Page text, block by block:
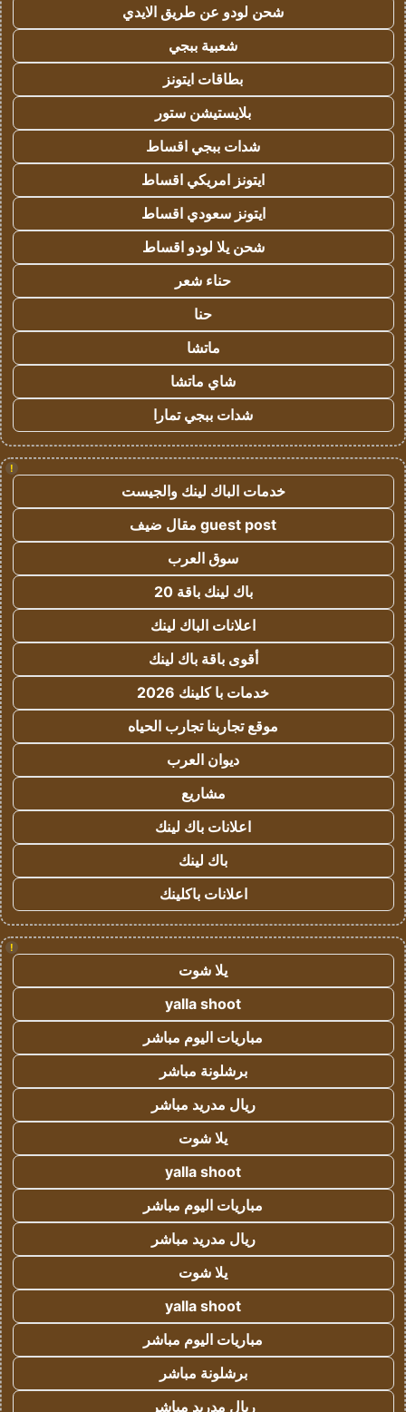
شحن لودو عن طريق الايدي
شعبية ببجي
بطاقات ايتونز
بلايستيشن ستور
شدات ببجي اقساط
ايتونز امريكي اقساط
ايتونز سعودي اقساط
شحن يلا لودو اقساط
حناء شعر
حنا
ماتشا
شاي ماتشا
شدات ببجي تمارا
!
خدمات الباك لينك والجيست
guest post مقال ضيف
سوق العرب
باك لينك باقة 20
اعلانات الباك لينك
أقوى باقة باك لينك
خدمات با كلينك 2026
موقع تجاربنا تجارب الحياه
ديوان العرب
مشاريع
اعلانات باك لينك
باك لينك
اعلانات باكلينك
!
يلا شوت
yalla shoot
مباريات اليوم مباشر
برشلونة مباشر
ريال مدريد مباشر
يلا شوت
yalla shoot
مباريات اليوم مباشر
ريال مدريد مباشر
يلا شوت
yalla shoot
مباريات اليوم مباشر
برشلونة مباشر
ريال مدريد مباشر